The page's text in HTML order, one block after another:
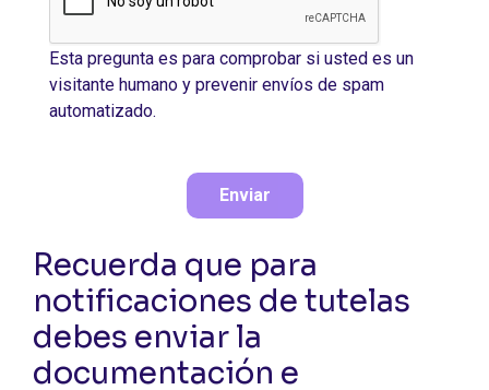
Esta pregunta es para comprobar si usted es un
visitante humano y prevenir envíos de spam
automatizado.
Enviar
Recuerda que para
notificaciones de tutelas
debes enviar la
documentación e